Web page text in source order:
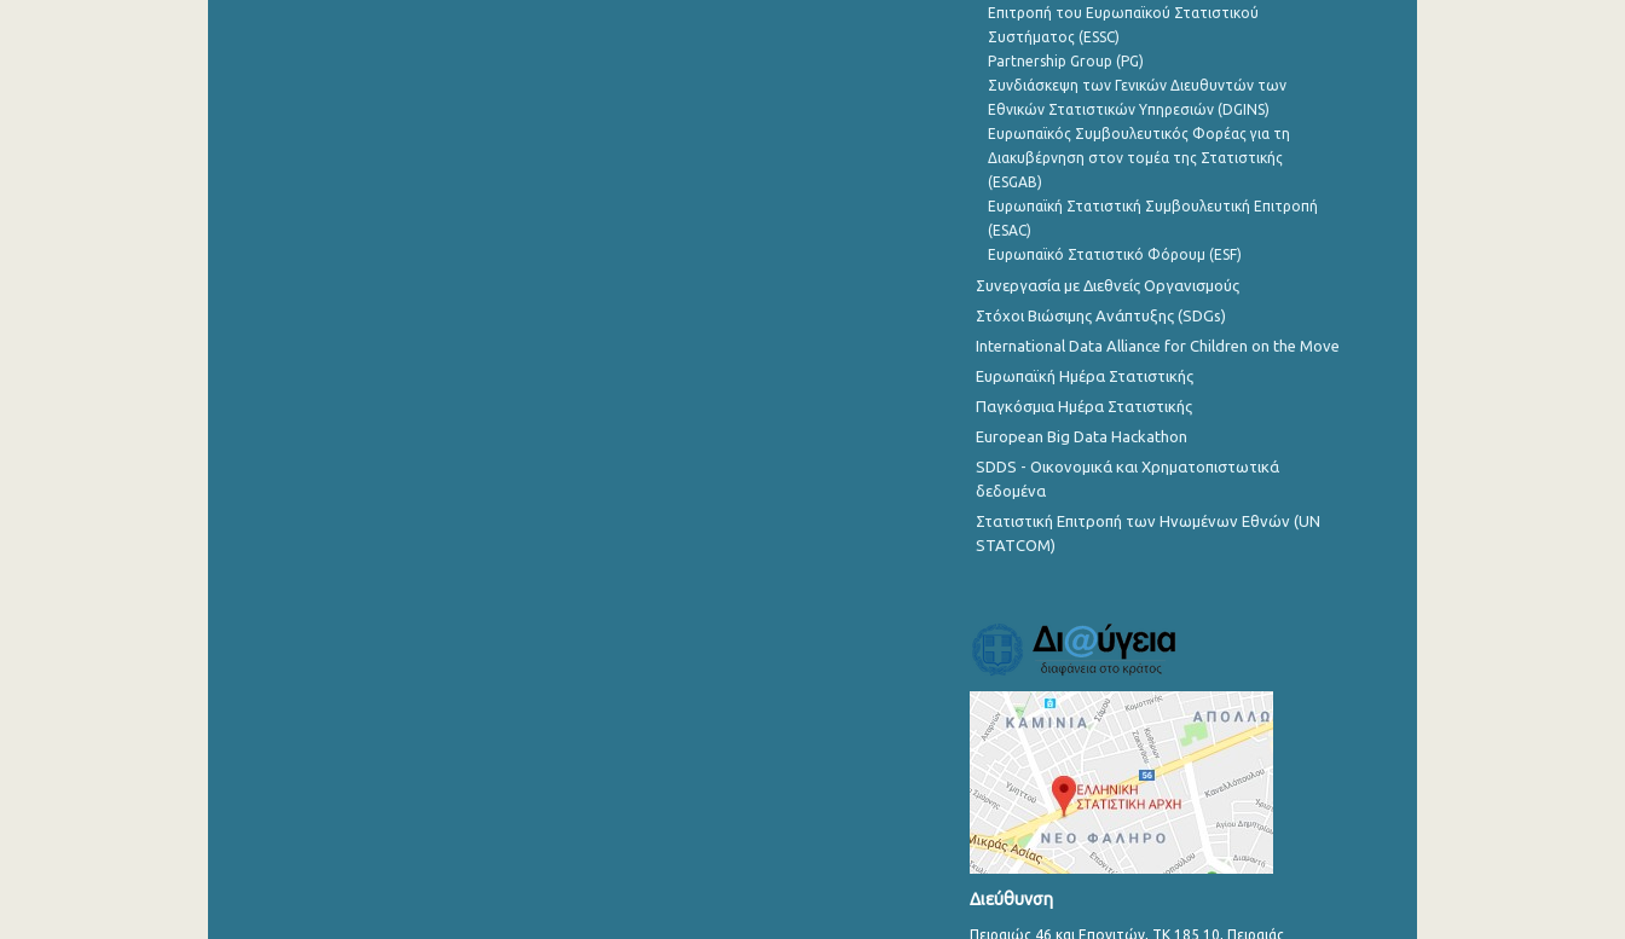
Επιτροπή του Ευρωπαϊκού Στατιστικού
Συστήματος (ESSC)
Partnership Group (PG)
Συνδιάσκεψη των Γενικών Διευθυντών των
Εθνικών Στατιστικών Υπηρεσιών (DGINS)
Ευρωπαϊκός Συμβουλευτικός Φορέας για τη
Διακυβέρνηση στον τομέα της Στατιστικής
(ESGAB)
Ευρωπαϊκή Στατιστική Συμβουλευτική Επιτροπή
(ESAC)
Ευρωπαϊκό Στατιστικό Φόρουμ (ESF)
Συνεργασία με Διεθνείς Οργανισμούς
Στόχοι Βιώσιμης Ανάπτυξης (SDGs)
International Data Alliance for Children on the Move
Ευρωπαϊκή Ημέρα Στατιστικής
Παγκόσμια Ημέρα Στατιστικής
European Big Data Hackathon
SDDS - Οικονομικά και Χρηματοπιστωτικά
δεδομένα
Στατιστική Επιτροπή των Ηνωμένων Εθνών (UN
STATCOM)
Διεύθυνση
Πειραιώς 46 και Επονιτών, ΤΚ 185 10, Πειραιάς